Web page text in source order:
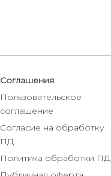
Соглашения
Пользовательское
соглашение
Согласие на обработку
ПД
Политика обработки ПД